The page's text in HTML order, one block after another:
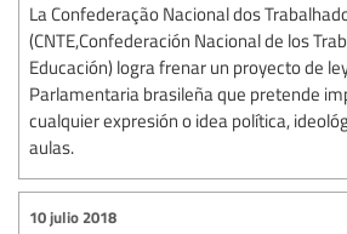
La Confederação Nacional dos
(CNTE,Confederación Nacional de los
Educación) logra frenar un proyecto de
Parlamentaria brasileña que pretende
cualquier expresión o idea política,
aulas.
10 julio 2018